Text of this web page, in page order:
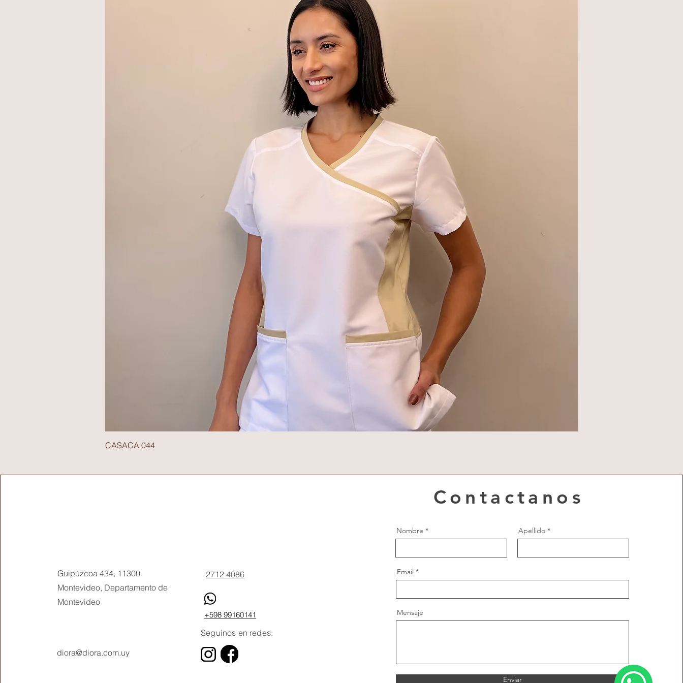
CASACA 044
Guipúzcoa 434, 11300
Montevideo, Departamento de
Montevideo
2712 4086
+598 99160141
diora@diora.com.uy
Seguinos en redes:
Social Media
Contactanos
Nombre Apellido
Email
Mensaje
Enviar